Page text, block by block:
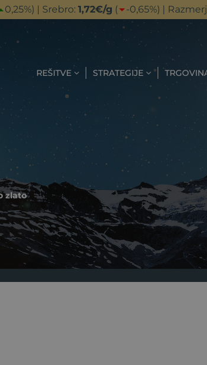
0,25%) | Srebro: 1,72€/g ( -0,65%) |
REŠITVE STRATEGIJE
zlato